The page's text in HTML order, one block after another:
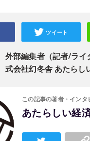
外部編集者（記者/ラ
式会社幻冬舎 あたらし
ツイート
この記事の著者・インタ
あたらしい経